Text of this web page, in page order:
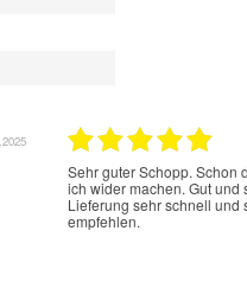
Sehr guter Schopp. Schon
ich wider machen. Gut und
Lieferung sehr schnell und
empfehlen.